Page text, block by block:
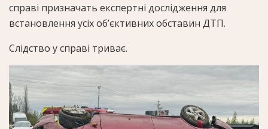
справі призначать експертні дослідження для
встановлення усіх обʼєктивних обставин ДТП.
Слідство у справі триває.